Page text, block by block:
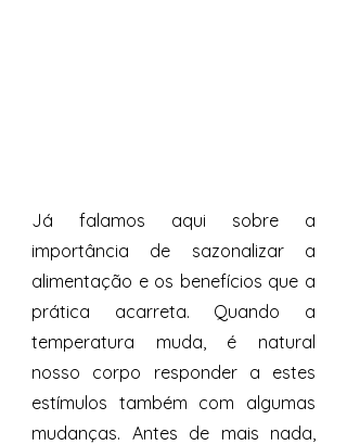
Já falamos aqui sobre a
importância de sazonalizar a
alimentação e os benefícios que a
prática acarreta. Quando a
temperatura muda, é natural
nosso corpo responder a estes
estímulos também com algumas
mudanças. Antes de mais nada,